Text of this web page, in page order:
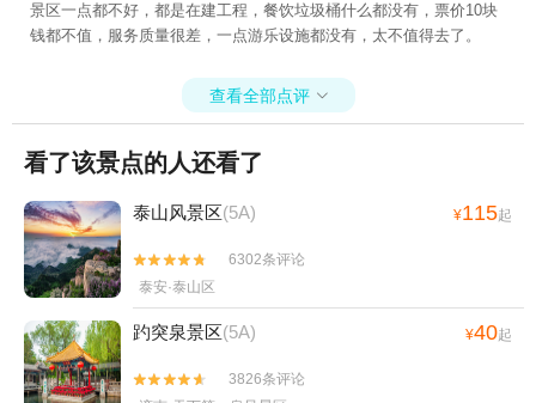
景区一点都不好，都是在建工程，餐饮垃圾桶什么都没有，票价10块
钱都不值，服务质量很差，一点游乐设施都没有，太不值得去了。
查看全部点评 
看了该景点的人还看了
泰山风景区(5A) ¥115起


6302条评论
泰安·泰山区
趵突泉景区(5A) ¥40起


3826条评论